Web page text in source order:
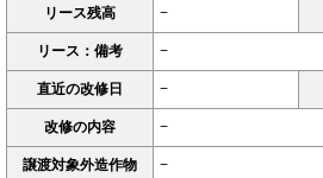
リース残高 −
リース：備考 −
直近の改修日 −
改修の内容 −
譲渡対象外造作物 −